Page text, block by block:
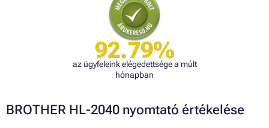
92.79%
az ügyfeleink elégedettsége a múlt
hónapban
BROTHER HL-2040 nyomtató értékelése